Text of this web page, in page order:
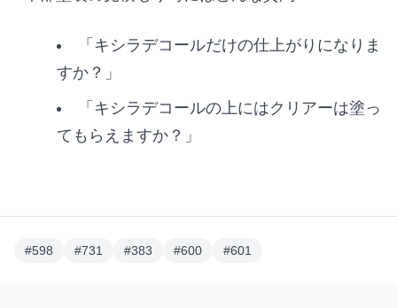
「キシラデコールだけの仕上がりになりま
すか？」
「キシラデコールの上にはクリアーは塗っ
てもらえますか？」
#598 #731 #383 #600 #601